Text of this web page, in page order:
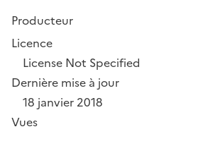
Producteur
Licence
License Not Specified
Dernière mise à jour
18 janvier 2018
Vues